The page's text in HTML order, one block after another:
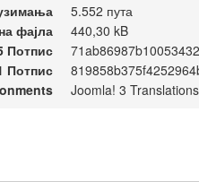
5.552 пута
фајла
440,30 kB
Потпис
Потпис
Joomla! 3 Translations